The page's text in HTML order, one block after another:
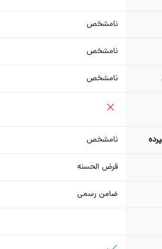
نامشخص
نامشخص
نامشخص
نامشخص
قرض الحسنه
ضامن رسمی